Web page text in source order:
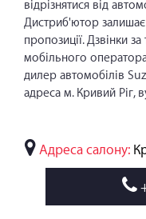
відрізнятися від
Дистриб'ютор
пропозиції. Дзвінки
мобільного
дилер автомобілів
адреса м. Кривий Ріг,
Адреса салону: